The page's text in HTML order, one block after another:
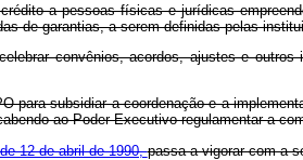
a pessoas físicas e jurídicas
de garantias, a serem definidas pelas
convênios, acordos, ajustes e
para subsidiar a coordenação e a
ao Poder Executivo regulamentar a
12 de abril de 1990,passa a vigorar com a